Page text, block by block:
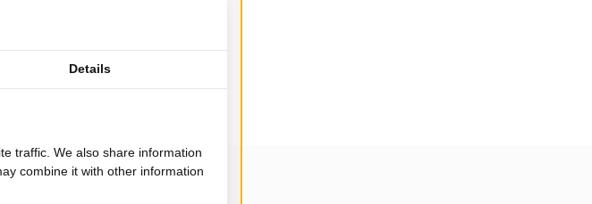
Details
traffic. We also share information
combine it with other information